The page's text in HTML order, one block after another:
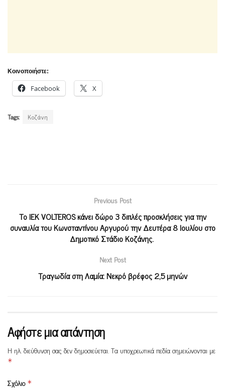
Κοινοποιήστε:
Facebook X
Tags: Κοζάνη
Previous Post
Το ΙΕΚ VOLTEROS κάνει δώρο 3 διπλές προσκλήσεις για την
συναυλία του Κωνσταντίνου Αργυρού την Δευτέρα 8 Ιουλίου στο
Δημοτικό Στάδιο Κοζάνης.
Next Post
Τραγωδία στη Λαμία: Νεκρό βρέφος 2,5 μηνών
Αφήστε μια απάντηση
Η ηλ. διεύθυνση σας δεν δημοσιεύεται.Τα υποχρεωτικά πεδία σημειώνονται με
*
Σχόλιο *